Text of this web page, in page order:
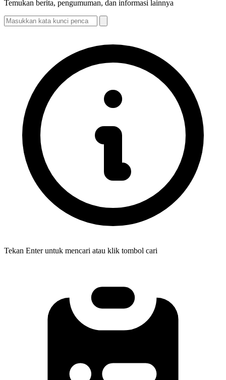
Temukan berita, pengumuman, dan informasi lainnya
Tekan Enter untuk mencari atau klik tombol cari